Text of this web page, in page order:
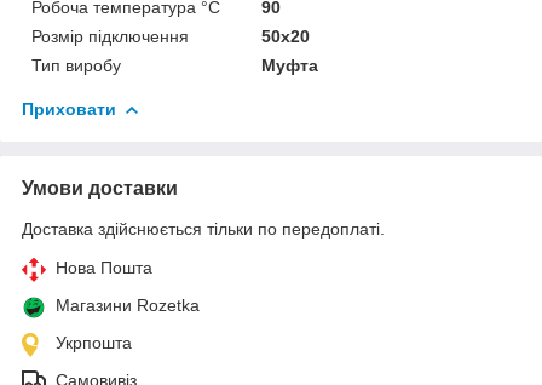
Робоча температура °С
90
Розмір підключення
50х20
Тип виробу
Муфта
Приховати
Умови доставки
Доставка здійснюється тільки по передоплаті.
Нова Пошта
Магазини Rozetka
Укрпошта
Самовивіз